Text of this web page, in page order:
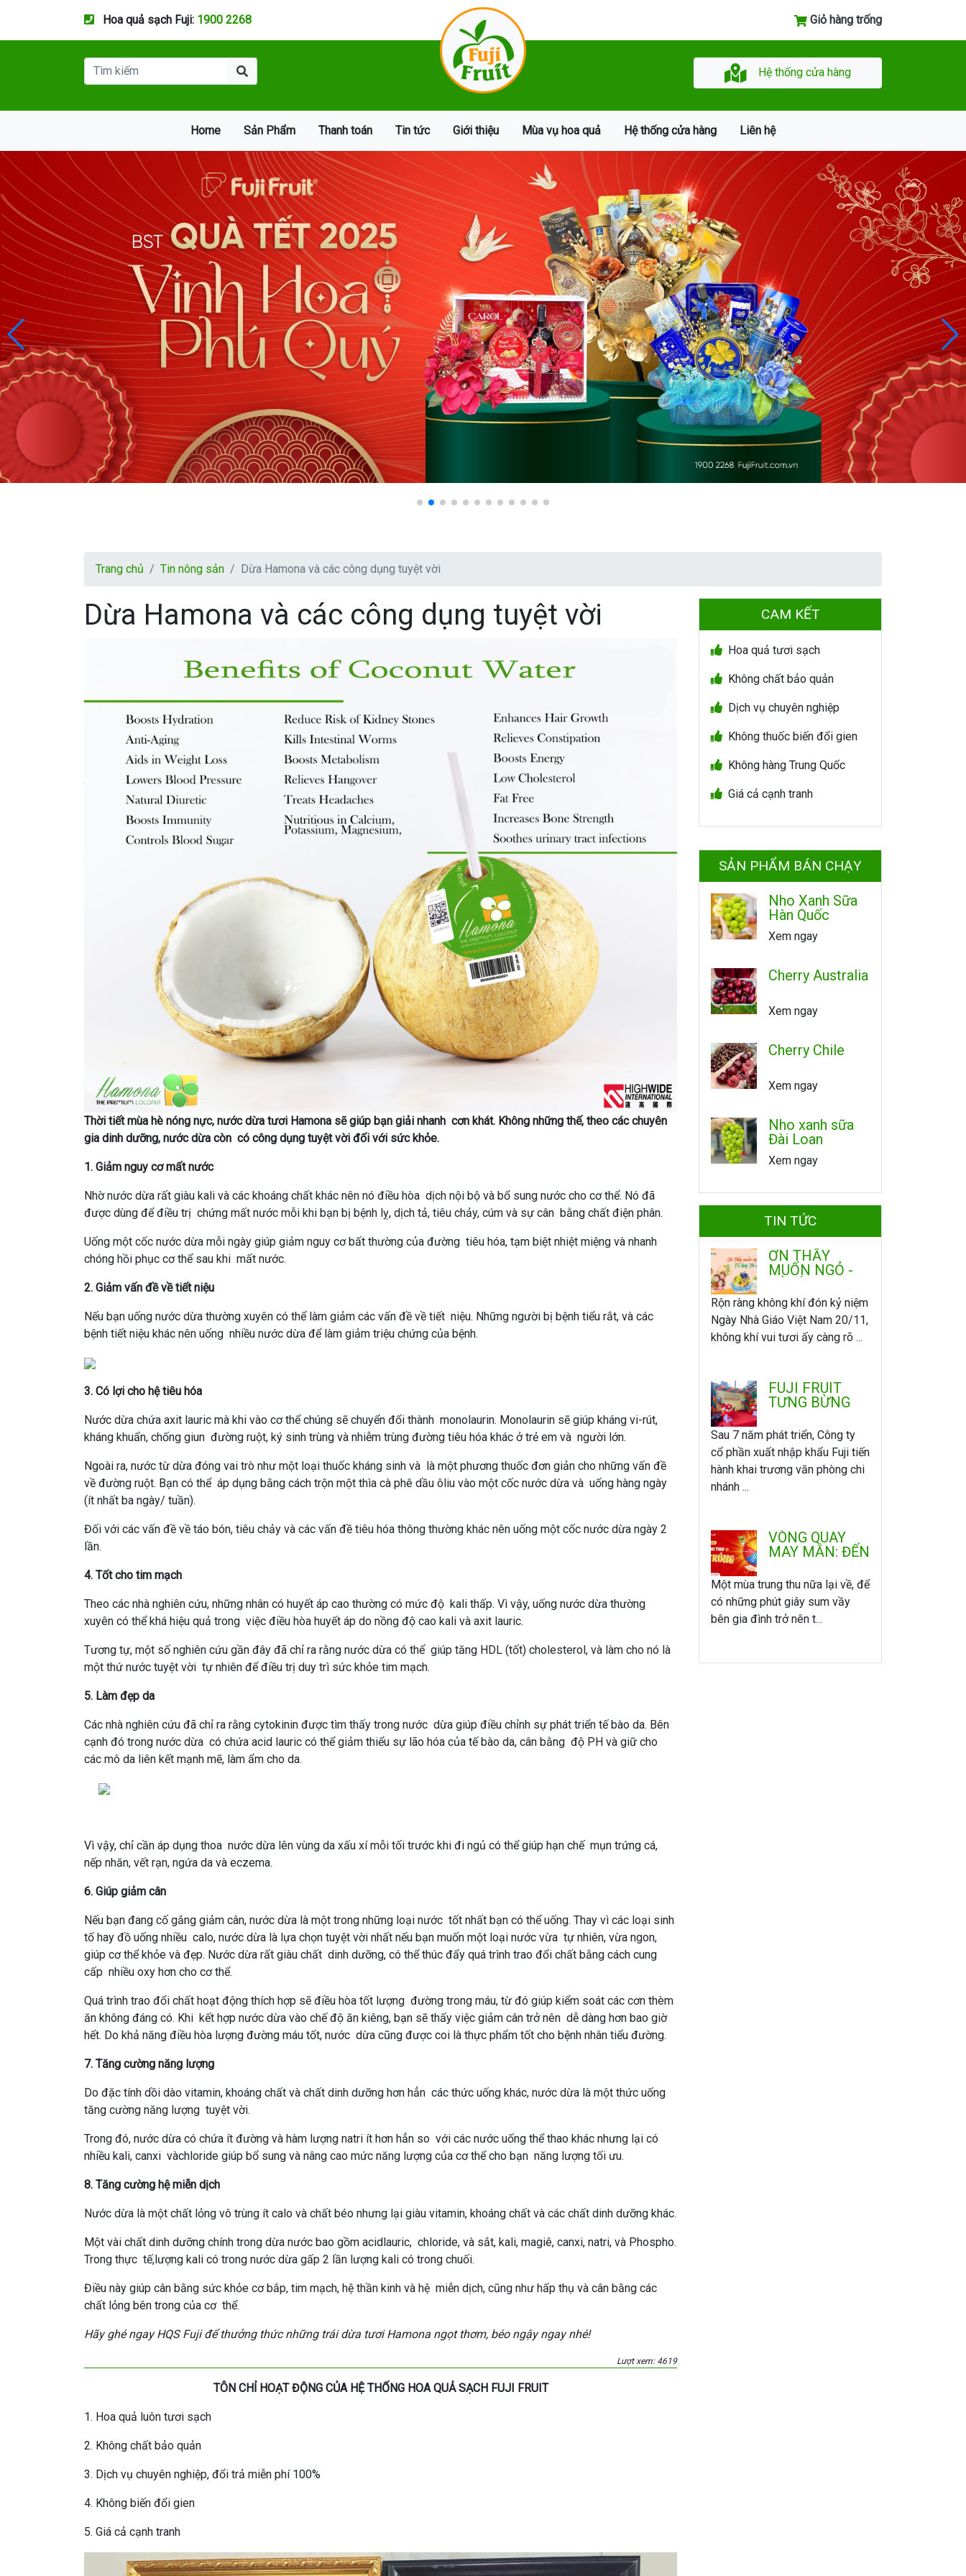
Hoa quả sạch Fuji: 1900 2268 Giỏ hàng trống
Hệ thống cửa hàng
Home Sản Phẩm Thanh toán Tin tức Giới thiệu Mùa vụ hoa quả Hệ thống cửa hàng Liên hệ
Trang chủ Tin nông sản Dừa Hamona và các công dụng tuyệt vời
Dừa Hamona và các công dụng tuyệt vời
Thời tiết mùa hè nóng nực, nước dừa tươi Hamona sẽ giúp bạn giải nhanh cơn khát. Không những thế, theo các chuyên
gia dinh dưỡng, nước dừa còn có công dụng tuyệt vời đối với sức khỏe.
1. Giảm nguy cơ mất nước
Nhờ nước dừa rất giàu kali và các khoáng chất khác nên nó điều hòa dịch nội bộ và bổ sung nước cho cơ thể. Nó đã
được dùng để điều trị chứng mất nước mỗi khi bạn bị bệnh lỵ, dịch tả, tiêu chảy, cúm và sự cân bằng chất điện phân.
Uống một cốc nước dừa mỗi ngày giúp giảm nguy cơ bất thường của đường tiêu hóa, tạm biệt nhiệt miệng và nhanh
chóng hồi phục cơ thể sau khi mất nước.
2. Giảm vấn đề về tiết niệu
Nếu bạn uống nước dừa thường xuyên có thể làm giảm các vấn đề về tiết niệu. Những người bị bệnh tiểu rắt, và các
bệnh tiết niệu khác nên uống nhiều nước dừa để làm giảm triệu chứng của bệnh.
3. Có lợi cho hệ tiêu hóa
Nước dừa chứa axit lauric mà khi vào cơ thể chúng sẽ chuyển đổi thành monolaurin. Monolaurin sẽ giúp kháng vi-rút,
kháng khuẩn, chống giun đường ruột, ký sinh trùng và nhiễm trùng đường tiêu hóa khác ở trẻ em và người lớn.
Ngoài ra, nước từ dừa đóng vai trò như một loại thuốc kháng sinh và là một phương thuốc đơn giản cho những vấn đề
về đường ruột. Bạn có thể áp dụng bằng cách trộn một thìa cà phê dầu ôliu vào một cốc nước dừa và uống hàng ngày
(ít nhất ba ngày/ tuần).
Đối với các vấn đề về táo bón, tiêu chảy và các vấn đề tiêu hóa thông thường khác nên uống một cốc nước dừa ngày 2
lần.
4. Tốt cho tim mạch
Theo các nhà nghiên cứu, những nhân có huyết áp cao thường có mức độ kali thấp. Vì vậy, uống nước dừa thường
xuyên có thể khá hiệu quả trong việc điều hòa huyết áp do nồng độ cao kali và axit lauric.
Tương tự, một số nghiên cứu gần đây đã chỉ ra rằng nước dừa có thể giúp tăng HDL (tốt) cholesterol, và làm cho nó là
một thứ nước tuyệt vời tự nhiên để điều trị duy trì sức khỏe tim mạch.
5. Làm đẹp da
Các nhà nghiên cứu đã chỉ ra rằng cytokinin được tìm thấy trong nước dừa giúp điều chỉnh sự phát triển tế bào da. Bên
cạnh đó trong nước dừa có chứa acid lauric có thể giảm thiểu sự lão hóa của tế bào da, cân bằng độ PH và giữ cho
các mô da liên kết mạnh mẽ, làm ẩm cho da.
Vì vậy, chỉ cần áp dụng thoa nước dừa lên vùng da xấu xí mỗi tối trước khi đi ngủ có thể giúp hạn chế mụn trứng cá,
nếp nhăn, vết rạn, ngứa da và eczema.
6. Giúp giảm cân
Nếu bạn đang cố gắng giảm cân, nước dừa là một trong những loại nước tốt nhất bạn có thể uống. Thay vì các loại sinh
tố hay đồ uống nhiều calo, nước dừa là lựa chọn tuyệt vời nhất nếu bạn muốn một loại nước vừa tự nhiên, vừa ngon,
giúp cơ thể khỏe và đẹp. Nước dừa rất giàu chất dinh dưỡng, có thể thúc đẩy quá trình trao đổi chất bằng cách cung
cấp nhiều oxy hơn cho cơ thể.
Quá trình trao đổi chất hoạt động thích hợp sẽ điều hòa tốt lượng đường trong máu, từ đó giúp kiểm soát các cơn thèm
ăn không đáng có. Khi kết hợp nước dừa vào chế độ ăn kiêng, bạn sẽ thấy việc giảm cân trở nên dễ dàng hơn bao giờ
hết. Do khả năng điều hòa lượng đường máu tốt, nước dừa cũng được coi là thực phẩm tốt cho bệnh nhân tiểu đường.
7. Tăng cường năng lượng
Do đặc tính dồi dào vitamin, khoáng chất và chất dinh dưỡng hơn hẳn các thức uống khác, nước dừa là một thức uống
tăng cường năng lượng tuyệt vời.
Trong đó, nước dừa có chứa ít đường và hàm lượng natri ít hơn hẳn so với các nước uống thể thao khác nhưng lại có
nhiều kali, canxi vàchloride giúp bổ sung và nâng cao mức năng lượng của cơ thể cho bạn năng lượng tối ưu.
8. Tăng cường hệ miễn dịch
Nước dừa là một chất lỏng vô trùng ít calo và chất béo nhưng lại giàu vitamin, khoáng chất và các chất dinh dưỡng khác.
Một vài chất dinh dưỡng chính trong dừa nước bao gồm acidlauric, chloride, và sắt, kali, magiê, canxi, natri, và Phospho.
Trong thực tế,lượng kali có trong nước dừa gấp 2 lần lượng kali có trong chuối.
Điều này giúp cân bằng sức khỏe cơ bắp, tim mạch, hệ thần kinh và hệ miễn dịch, cũng như hấp thụ và cân bằng các
chất lỏng bên trong của cơ thể.
Hãy ghé ngay HQS Fuji để thưởng thức những trái dừa tươi Hamona ngọt thơm, béo ngậy ngay nhé!
Lượt xem: 4619
TÔN CHỈ HOẠT ĐỘNG CỦA HỆ THỐNG HOA QUẢ SẠCH FUJI FRUIT
1. Hoa quả luôn tươi sạch
2. Không chất bảo quản
3. Dịch vụ chuyên nghiệp, đổi trả miễn phí 100%
4. Không biến đổi gien
5. Giá cả cạnh tranh
CAM KẾT
Hoa quả tươi sạch
Không chất bảo quản
Dịch vụ chuyên nghiệp
Không thuốc biến đổi gien
Không hàng Trung Quốc
Giá cả cạnh tranh
SẢN PHẨM BÁN CHẠY
Nho Xanh Sữa
Hàn Quốc
Xem ngay
Cherry Australia
Xem ngay
Cherry Chile
Xem ngay
Nho xanh sữa
Đài Loan
Xem ngay
TIN TỨC
ƠN THẦY
MUỐN NGỎ -
ÂN
Rộn ràng không khí đón kỷ niệm
Ngày Nhà Giáo Việt Nam 20/11,
không khí vui tươi ấy càng rõ ...
FUJI FRUIT
TƯNG BỪNG
VĂN PHÒNG -
CHI NHÁNH
MIỀN NAM
Sau 7 năm phát triển, Công ty
cổ phần xuất nhập khẩu Fuji tiến
hành khai trương văn phòng chi
nhánh ...
VÒNG QUAY
MAY MẮN: ĐẾN
TRUNG THU -
QUAY LÀ
TRÚNG
Một mùa trung thu nữa lại về, để
có những phút giây sum vầy
bên gia đình trở nên t...